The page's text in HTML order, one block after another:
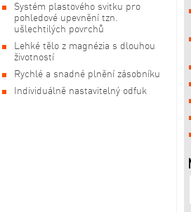
Systém plastového svitku pro
pohledové upevnění tzn.
ušlechtilých povrchů
Lehké tělo z magnézia s dlouhou
životností
Rychlé a snadné plnění zásobníku
Individuálně nastavitelný odfuk